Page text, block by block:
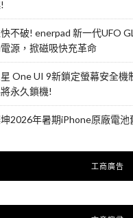
不破! enerpad 新一代UFO
源，掀磁吸快充革命
One UI 9新鎖定螢幕安全機
永久鎖機!
2026年暑期iPhone原廠電池
工商廣告